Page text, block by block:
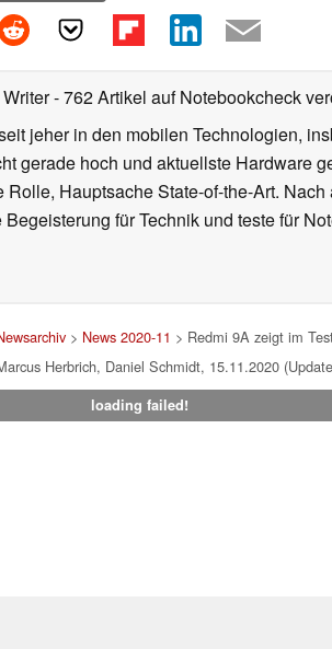
- 762 Artikel auf Notebookcheck
jeher in den mobilen Technologien,
gerade hoch und aktuellste Hardware
Hauptsache State-of-the-Art.
für Technik und teste für
> News 2020-11 > Redmi 9A zeigt im
Herbrich, Daniel Schmidt, 15.11.2020
loading failed!